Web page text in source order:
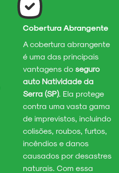
Cobertura Abrangente
A cobertura abrangente
é uma das principais
vantagens do seguro
auto Natividade da
Serra (SP). Ela protege
contra uma vasta gama
de imprevistos, incluindo
colisões, roubos, furtos,
incêndios e danos
causados por desastres
naturais. Com essa